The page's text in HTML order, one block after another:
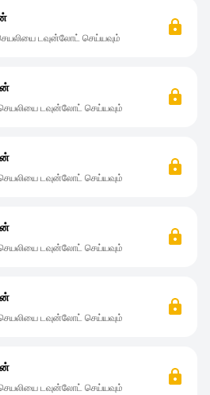
டவுன்லோட் செய்யவும்
டவுன்லோட் செய்யவும்
டவுன்லோட் செய்யவும்
டவுன்லோட் செய்யவும்
டவுன்லோட் செய்யவும்
டவுன்லோட் செய்யவும்